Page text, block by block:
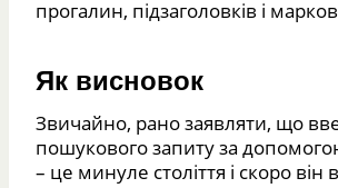
прогалин, підзаголовків і
Як висновок
Звичайно, рано заявляти, що
пошукового запиту за
– це минуле століття і скоро він